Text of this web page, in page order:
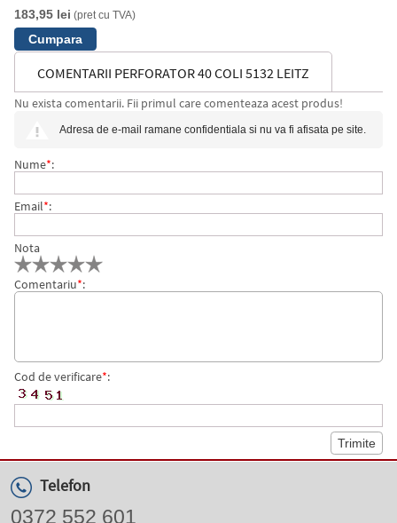
183,95 lei (pret cu TVA)
COMENTARII PERFORATOR 40 COLI 5132 LEITZ
Nu exista comentarii. Fii primul care comenteaza acest produs!
Adresa de e-mail ramane confidentiala si nu va fi afisata pe site.
Nume*:
Email*:
Nota
Comentariu*:
Cod de verificare*:
Telefon
0372 552 601